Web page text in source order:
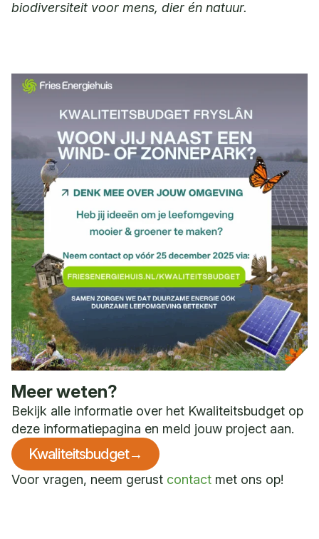
biodiversiteit voor mens, dier én natuur.
Meer weten?
Bekijk alle informatie over het Kwaliteitsbudget op
deze informatiepagina en meld jouw project aan.
Kwaliteitsbudget→
Voor vragen, neem gerust contact met ons op!